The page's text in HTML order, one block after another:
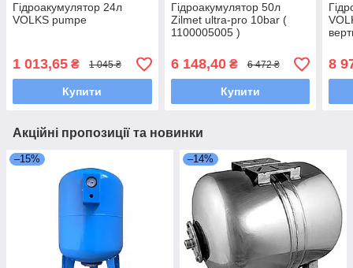
Гідроакумулятор 24л
VOLKS pumpe
1 013,65 ₴ 1 045 ₴
Купити
Гідроакумулятор 50л
Zilmet ultra-pro 10bar (
1100005005 )
6 148,40₴ 6 472 ₴
Купити
8
Акційні пропозиції та новинки
–15% –14%